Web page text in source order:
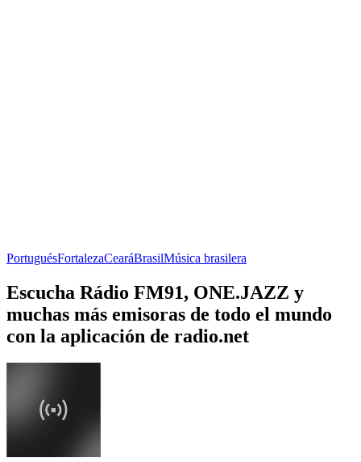
PortuguésFortalezaCearáBrasilMúsica brasilera
Escucha Rádio FM91, ONE.JAZZ y
muchas más emisoras de todo el mundo
con la aplicación de radio.net